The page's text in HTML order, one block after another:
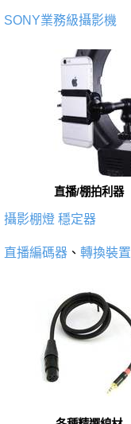
SONY業務級攝影機
直播/棚拍利器
攝影棚燈 穩定器
直播編碼器 、 轉換裝置